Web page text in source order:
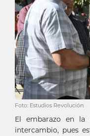
Foto: Estudios Revolución
El embarazo en la
intercambio, pues